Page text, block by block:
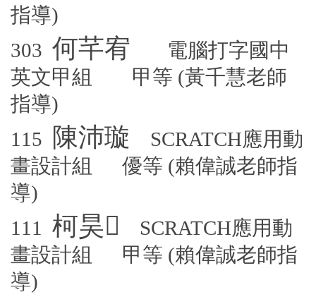
指導)
303 何芊宥
電腦打字國中
英文甲組 甲等 (黃千慧老師
指導)
115 陳沛璇 SCRATCH應用動
畫設計組 優等 (賴偉誠老師指
導)
111 柯昊𩂿
SCRATCH應用動
畫設計組 甲等 (賴偉誠老師指
導)